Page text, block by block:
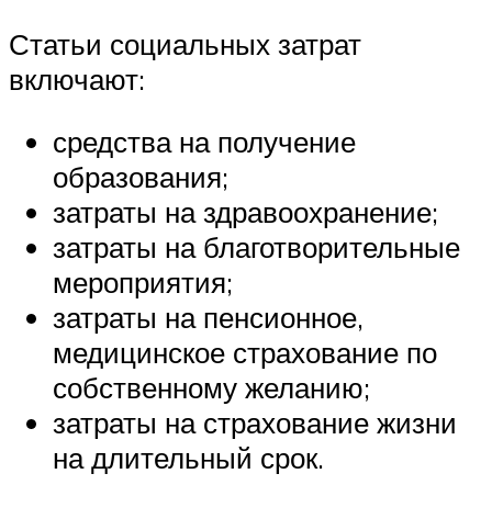
Статьи социальных затрат
включают:
средства на получение
образования;
затраты на здравоохранение;
затраты на благотворительные
мероприятия;
затраты на пенсионное,
медицинское страхование по
собственному желанию;
затраты на страхование жизни
на длительный срок.